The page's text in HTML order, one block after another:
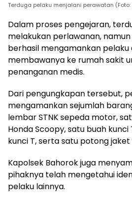
Terduga pelaku menjalani perawatan
Dalam proses pengejaran,
melakukan perlawanan,
berhasil mengamankan pelaku
membawanya ke rumah sakit
penanganan medis.
Dari pengungkapan tersebut,
mengamankan sejumlah
lembar STNK sepeda motor,
Honda Scoopy, satu buah kunci
kunci T, serta satu potong jaket
Kapolsek Bahorok juga
pihaknya telah mengetahui
pelaku lainnya.